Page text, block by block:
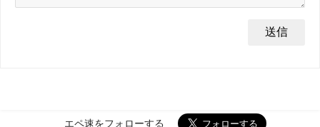
エペ速をフォローする